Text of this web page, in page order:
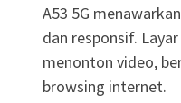
A53 5G
dan responsif.
menonton video,
browsing internet.